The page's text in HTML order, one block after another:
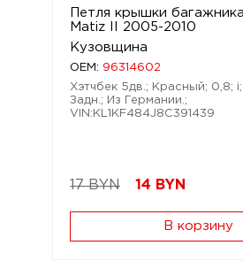
Петля крышки
Matiz II 2005-2010
Кузовщина
OEM: 96314602
Хэтчбек 5дв.; Красный; 0,8;
Задн.; Из Германии.;
VIN:KL1KF484J8C391439
17 BYN 14 BYN
В корзину